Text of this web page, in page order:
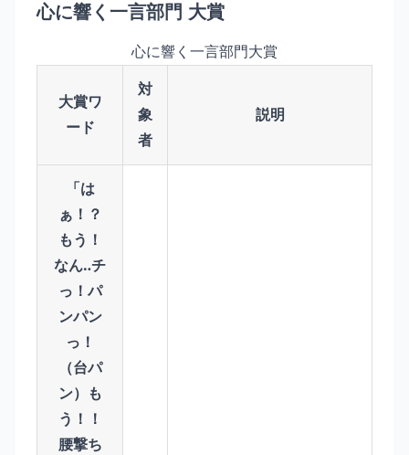
心に響く一言部門 大賞
心に響く一言部門大賞
大賞ワ
ード
対
象
者
説明
「は
ぁ！？
もう！
なん‥チ
っ！パ
ンパン
っ！
（台パ
ン）も
う！！
腰撃ち